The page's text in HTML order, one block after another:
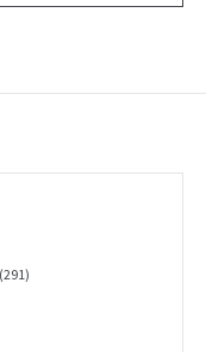
291291